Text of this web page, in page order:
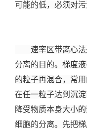
可能的低，必须对
速率区带离心法是
分离的目的。梯度
的粒子再混合，常
在任一粒子达到沉
降受物质本身大小
细胞的分离。先把